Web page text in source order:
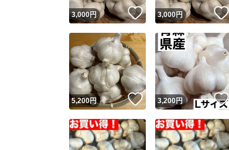
3,000円 いいね！
3,000円
5,200円 いいね！
3,200円